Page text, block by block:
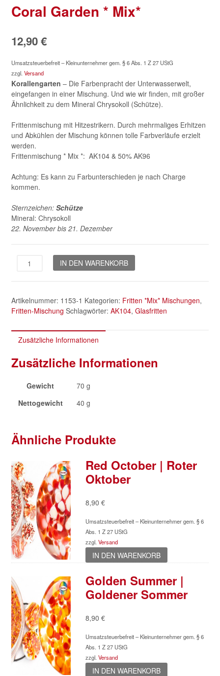
Coral Garden * Mix*
12,90€
Umsatzsteuerbefreit – Kleinunternehmer gem. § 6 Abs. 1 Z 27 UStG
zzgl. Versand
Korallengarten – Die Farbenpracht der Unterwasserwelt,
eingefangen in einer Mischung. Und wie wir finden, mit großer
Ähnlichkeit zu dem Mineral Chrysokoll (Schütze).
Frittenmischung mit Hitzestrikern. Durch mehrmaliges Erhitzen
und Abkühlen der Mischung können tolle Farbverläufe erzielt
werden.
Frittenmischung * Mix *: AK104 & 50% AK96
Achtung: Es kann zu Farbunterschieden je nach Charge
kommen.
Sternzeichen: Schütze
Mineral: Chrysokoll
22. November bis 21. Dezember
Coral
*
Menge
IN DEN WARENKORB
Artikelnummer: 1153-1 Kategorien: Fritten *Mix* Mischungen,
Fritten-Mischung Schlagwörter: AK104, Glasfritten
Zusätzliche Informationen
Zusätzliche Informationen
Gewicht
70 g
Nettogewicht
40 g
Ähnliche Produkte
Red October | Roter
Oktober
8,90 €
Umsatzsteuerbefreit – Kleinunternehmer gem. § 6
Abs. 1 Z 27 UStG
zzgl. Versand
IN DEN WARENKORB
Golden Summer |
Goldener Sommer
8,90 €
Umsatzsteuerbefreit – Kleinunternehmer gem. § 6
Abs. 1 Z 27 UStG
zzgl. Versand
IN DEN WARENKORB